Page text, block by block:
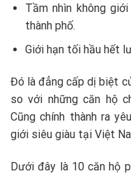
Tầm nhìn không
thành phố.
Giới hạn tối hầu hết
Đó là đẳng cấp dị biệt
so với những căn hộ
Cũng chính thành ra
giới siêu giàu tại Việt
Dưới đây là 10 căn hộ